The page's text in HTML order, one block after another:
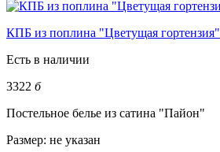
КПБ из поплина "Цветущая гортензия"
Есть в наличии
3322 б
Постельное белье из сатина "Пайон"
Размер: не указан